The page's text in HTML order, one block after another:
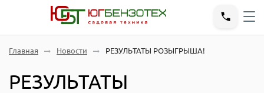
Главная Новости РЕЗУЛЬТАТЫ РОЗЫГРЫША!
РЕЗУЛЬТАТЫ